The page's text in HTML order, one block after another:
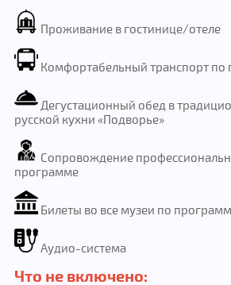
Проживание в гостинице/отеле
Комфортабельный транспорт по
Дегустационный обед в
русской кухни «Подворье»
Сопровождение
программе
Билеты во все музеи по
Аудио-система
Что не включено: